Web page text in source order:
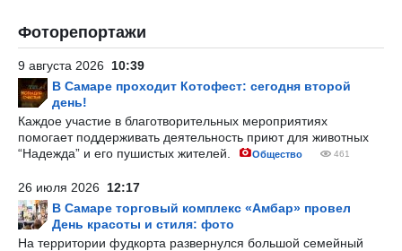
Фоторепортажи
9 августа 2026 10:39
В Самаре проходит Котофест: сегодня второй
день!
Каждое участие в благотворительных мероприятиях
помогает поддерживать деятельность приют для животных
“Надежда” и его пушистых жителей.
Общество 461
26 июля 2026 12:17
В Самаре торговый комплекс «Амбар» провел
День красоты и стиля: фото
На территории фудкорта развернулся большой семейный